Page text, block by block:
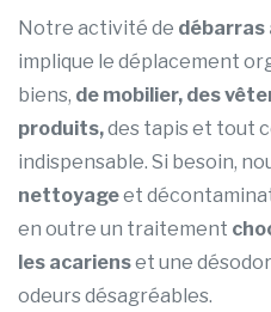
Notre activité de débarras
implique le déplacement
biens, de mobilier, des
produits,des tapis et tout
indispensable. Si besoin,
nettoyageet
en outre un traitement
les acarienset une
odeurs désagréables.